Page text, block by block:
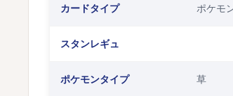
カードタイプ ポケモ
スタンレギュ
ポケモンタイプ 草